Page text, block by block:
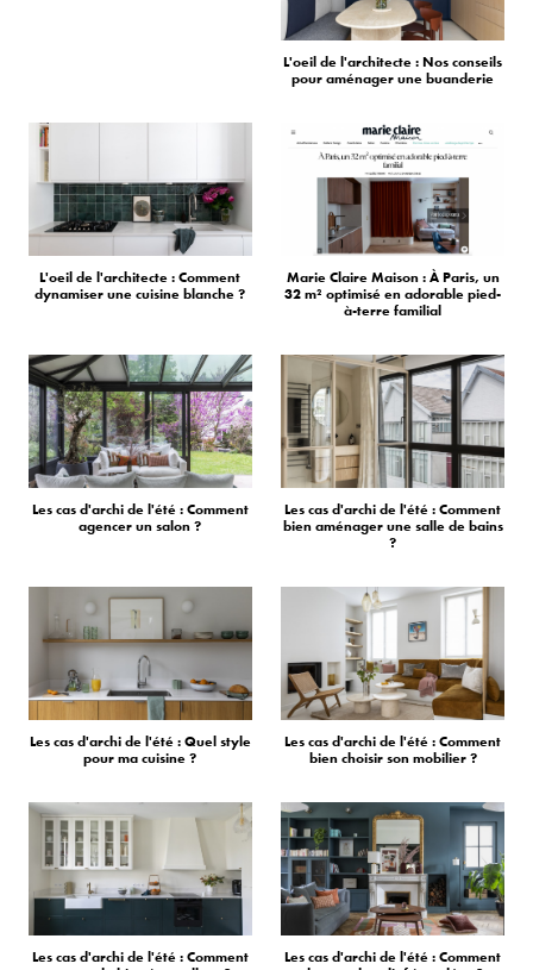
L'oeil de l'architecte : Nos conseils
pour aménager une buanderie
L'oeil de l'architecte : Comment
dynamiser une cuisine blanche ?
Marie Claire Maison : À Paris, un
32 m² optimisé en adorable pied-
à-terre familial
Les cas d'archi de l'été : Comment
agencer un salon ?
Les cas d'archi de l'été : Comment
bien aménager une salle de bains
?
Les cas d'archi de l'été : Quel style
pour ma cuisine ?
Les cas d'archi de l'été : Comment
bien choisir son mobilier ?
Les cas d'archi de l'été : Comment
Les cas d'archi de l'été : Comment